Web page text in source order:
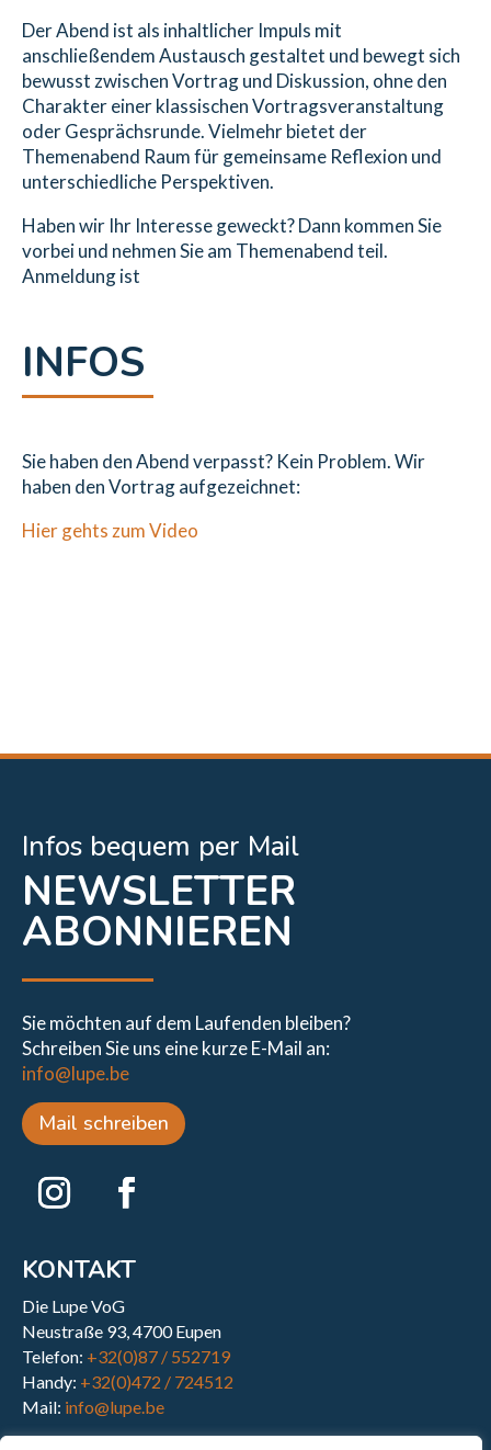
Der Abend ist als inhaltlicher Impuls mit
anschließendem Austausch gestaltet und bewegt sich
bewusst zwischen Vortrag und Diskussion, ohne den
Charakter einer klassischen Vortragsveranstaltung
oder Gesprächsrunde. Vielmehr bietet der
Themenabend Raum für gemeinsame Reflexion und
unterschiedliche Perspektiven.
Haben wir Ihr Interesse geweckt? Dann kommen Sie
vorbei und nehmen Sie am Themenabend teil.
Anmeldung ist
INFOS
Sie haben den Abend verpasst? Kein Problem. Wir
haben den Vortrag aufgezeichnet:
Hier gehts zum Video
Infos bequem per Mail
NEWSLETTER
ABONNIEREN
Sie möchten auf dem Laufenden bleiben?
Schreiben Sie uns eine kurze E-Mail an:
info@lupe.be
Mail schreiben
KONTAKT
Die Lupe VoG
Neustraße 93, 4700 Eupen
Telefon: +32(0)87 / 552719
Handy: +32(0)472 / 724512
Mail: info@lupe.be